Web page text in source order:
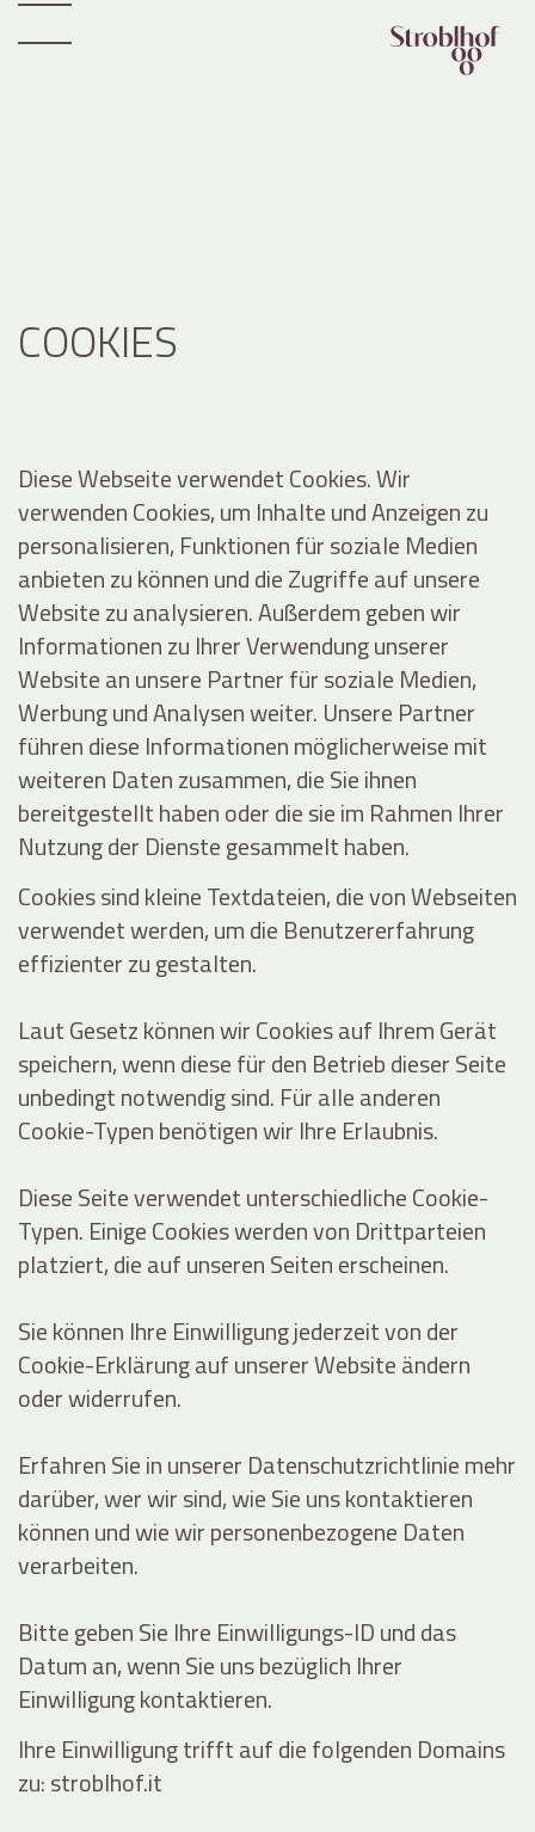
COOKIES
Diese Webseite verwendet Cookies. Wir
verwenden Cookies, um Inhalte und Anzeigen zu
personalisieren, Funktionen für soziale Medien
anbieten zu können und die Zugriffe auf unsere
Website zu analysieren. Außerdem geben wir
Informationen zu Ihrer Verwendung unserer
Website an unsere Partner für soziale Medien,
Werbung und Analysen weiter. Unsere Partner
führen diese Informationen möglicherweise mit
weiteren Daten zusammen, die Sie ihnen
bereitgestellt haben oder die sie im Rahmen Ihrer
Nutzung der Dienste gesammelt haben.
Cookies sind kleine Textdateien, die von Webseiten
verwendet werden, um die Benutzererfahrung
effizienter zu gestalten.
Laut Gesetz können wir Cookies auf Ihrem Gerät
speichern, wenn diese für den Betrieb dieser Seite
unbedingt notwendig sind. Für alle anderen
Cookie-Typen benötigen wir Ihre Erlaubnis.
Diese Seite verwendet unterschiedliche Cookie-
Typen. Einige Cookies werden von Drittparteien
platziert, die auf unseren Seiten erscheinen.
Sie können Ihre Einwilligung jederzeit von der
Cookie-Erklärung auf unserer Website ändern
oder widerrufen.
Erfahren Sie in unserer Datenschutzrichtlinie mehr
darüber, wer wir sind, wie Sie uns kontaktieren
können und wie wir personenbezogene Daten
verarbeiten.
Bitte geben Sie Ihre Einwilligungs-ID und das
Datum an, wenn Sie uns bezüglich Ihrer
Einwilligung kontaktieren.
Ihre Einwilligung trifft auf die folgenden Domains
zu: stroblhof.it